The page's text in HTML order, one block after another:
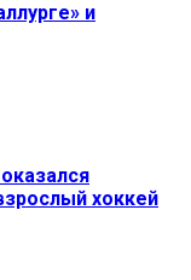
и
хоккей